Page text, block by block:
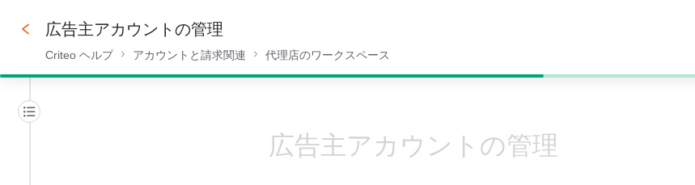
50%
広告主アカウントの管理
Criteo ヘルプ アカウントと請求関連 代理店のワークスペース
広告主アカウントの管理